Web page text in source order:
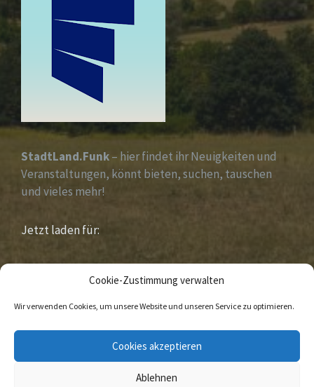
Cookie-Zustimmung verwalten
Wir verwenden Cookies, um unsere Website und unseren Service zu optimieren.
Cookies akzeptieren
Ablehnen
StadtLand.Funk– hier findet ihr Neuigkeiten und
Veranstaltungen, könnt bieten, suchen, tauschen
und vieles mehr!
Jetzt laden für:
iOS &Android
© 2020 Sandebeck Im Naturpark „ Eggegebirge